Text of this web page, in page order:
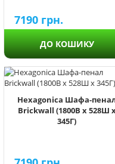
7190 грн.
ДО КОШИКУ
Hexagonica Шафа-
Brickwall (1800В х 528Ш
345Г)